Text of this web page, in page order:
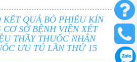
KẾT QUẢ BỎ PHIẾU KÍN
SỞ BỆNH VIỆN XÉT
THẦY THUỐC NHÂN
ƯU TÚ LẦN THỨ 15